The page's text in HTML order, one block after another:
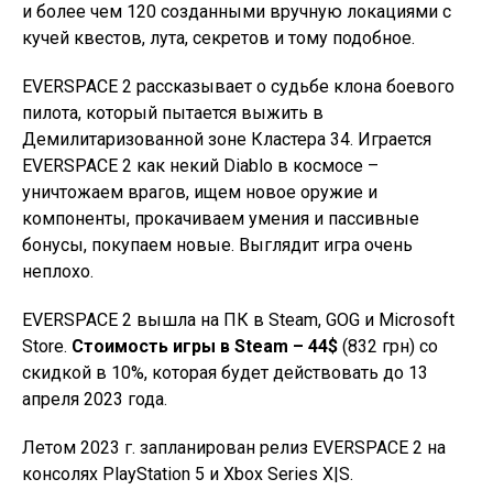
и более чем 120 созданными вручную локациями с
кучей квестов, лута, секретов и тому подобное.
EVERSPACE 2 рассказывает о судьбе клона боевого
пилота, который пытается выжить в
Демилитаризованной зоне Кластера 34. Играется
EVERSPACE 2 как некий Diablo в космосе –
уничтожаем врагов, ищем новое оружие и
компоненты, прокачиваем умения и пассивные
бонусы, покупаем новые. Выглядит игра очень
неплохо.
EVERSPACE 2 вышла на ПК в Steam, GOG и Microsoft
Store. Стоимость игры в Steam – 44$ (832 грн) со
скидкой в ​​10%, которая будет действовать до 13
апреля 2023 года.
Летом 2023 г. запланирован релиз EVERSPACE 2 на
консолях PlayStation 5 и Xbox Series X|S.